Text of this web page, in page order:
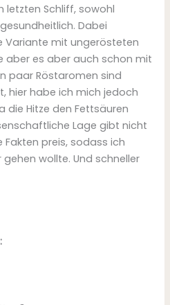
letzten Schliff, sowohl
Dabei
Variante mit ungerösteten
aber es aber auch schon mit
paar Röstaromen sind
hier habe ich mich jedoch
die Hitze den Fettsäuren
Lage gibt nicht
preis, sodass ich
wollte. Und schneller